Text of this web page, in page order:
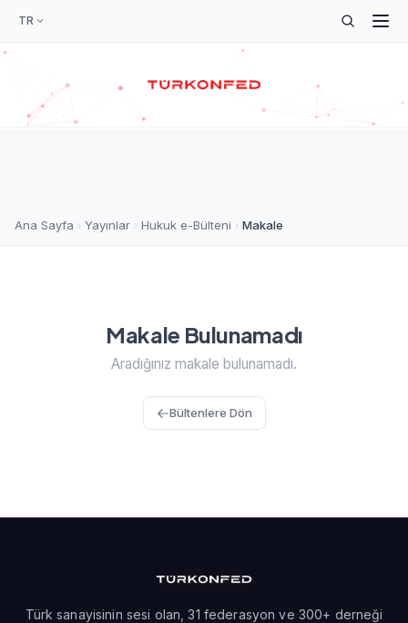
TR
Ana Sayfa Yayınlar Hukuk e-Bülteni Makale
Makale Bulunamadı
Aradığınız makale bulunamadı.
Bültenlere Dön
Türk sanayisinin sesi olan, 31 federasyon ve 300+ derneği